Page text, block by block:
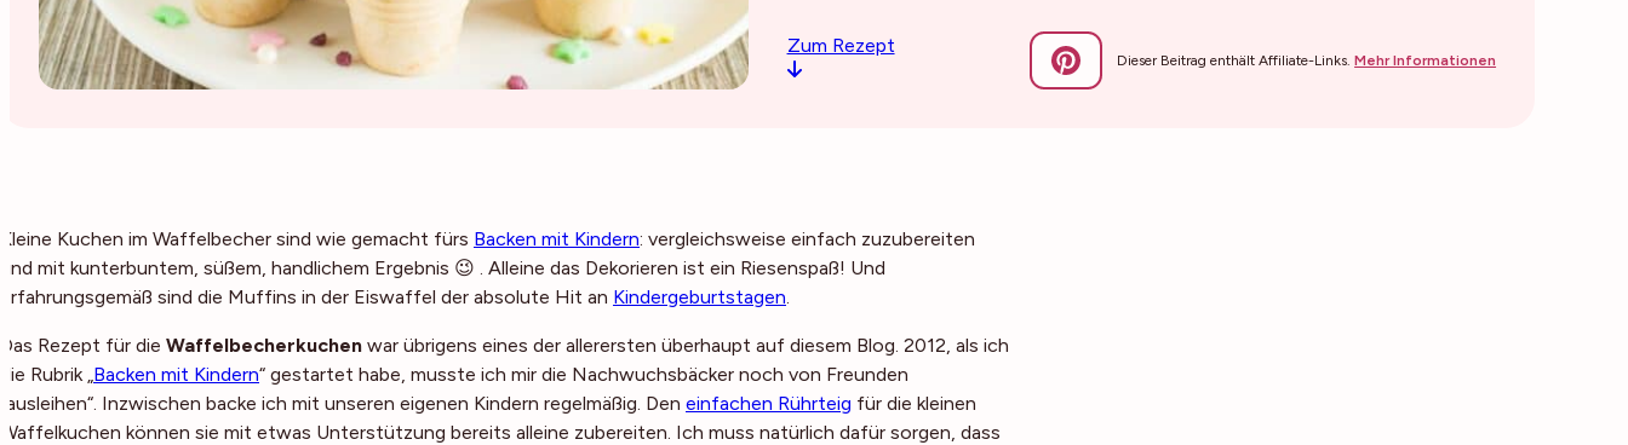
Zum Rezept
Dieser Beitrag enthält Affiliate-Links.Mehr Informationen
Kleine Kuchen im Waffelbecher sind wie gemacht fürs Backen mit Kindern: vergleichsweise einfach zuzubereiten
und mit kunterbuntem, süßem, handlichem Ergebnis 😉 . Alleine das Dekorieren ist ein Riesenspaß! Und
erfahrungsgemäß sind die Muffins in der Eiswaffel der absolute Hit an Kindergeburtstagen.
Das Rezept für die Waffelbecherkuchen war übrigens eines der allerersten überhaupt auf diesem Blog. 2012, als ich
die Rubrik „Backen mit Kindern“ gestartet habe, musste ich mir die Nachwuchsbäcker noch von Freunden
„ausleihen“. Inzwischen backe ich mit unseren eigenen Kindern regelmäßig. Den einfachen Rührteig für die kleinen
Waffelkuchen können sie mit etwas Unterstützung bereits alleine zubereiten. Ich muss natürlich dafür sorgen, dass